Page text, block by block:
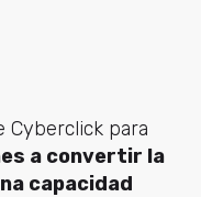
Cyberclick para
a convertir la
capacidad